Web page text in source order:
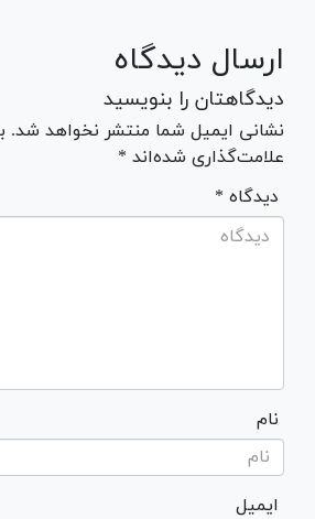
ارسال دیدگاه
دیدگاهتان را بنویسید
نشانی ایمیل شما منتشر نخواهد شد.
علامت‌گذاری شده‌اند *
* دیدگاه
نام
ایمیل